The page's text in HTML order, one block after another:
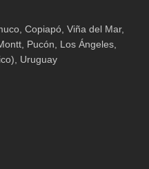
Copiapó, Viña del Mar,
Pucón, Los Ángeles,
Uruguay